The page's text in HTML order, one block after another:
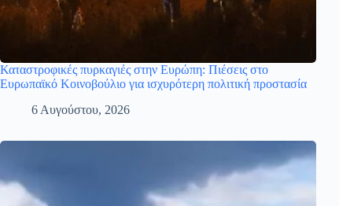
Καταστροφικές πυρκαγιές στην Ευρώπη: Πιέσεις στο
Ευρωπαϊκό Κοινοβούλιο για ισχυρότερη πολιτική προστασία
6 Αυγούστου, 2026